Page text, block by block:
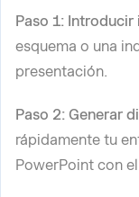
Paso 1:
esquema o una
presentación.
Paso 2: Generar
rápidamente tu
PowerPoint con